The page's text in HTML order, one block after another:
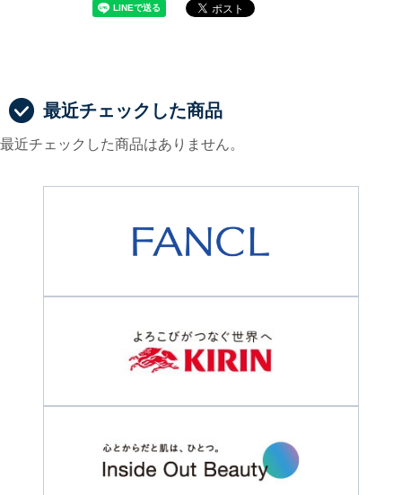
最近チェックした商品
最近チェックした商品はありません。